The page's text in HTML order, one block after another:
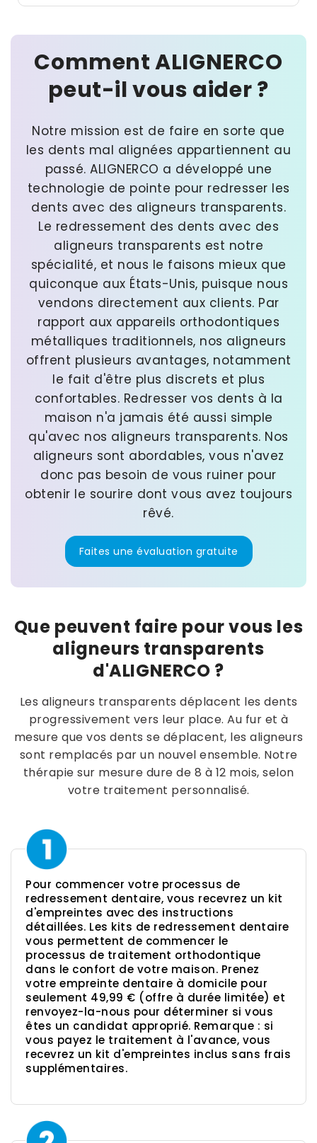
Comment ALIGNERCO
peut-il vous aider ?
Notre mission est de faire en sorte que
les dents mal alignées appartiennent au
passé. ALIGNERCO a développé une
technologie de pointe pour redresser les
dents avec des aligneurs transparents.
Le redressement des dents avec des
aligneurs transparents est notre
spécialité, et nous le faisons mieux que
quiconque aux États-Unis, puisque nous
vendons directement aux clients. Par
rapport aux appareils orthodontiques
métalliques traditionnels, nos aligneurs
offrent plusieurs avantages, notamment
le fait d'être plus discrets et plus
confortables. Redresser vos dents à la
maison n'a jamais été aussi simple
qu'avec nos aligneurs transparents. Nos
aligneurs sont abordables, vous n'avez
donc pas besoin de vous ruiner pour
obtenir le sourire dont vous avez toujours
rêvé.
Faites une évaluation gratuite
Que peuvent faire pour vous les
aligneurs transparents
d'ALIGNERCO ?
Les aligneurs transparents déplacent les dents
progressivement vers leur place. Au fur et à
mesure que vos dents se déplacent, les aligneurs
sont remplacés par un nouvel ensemble. Notre
thérapie sur mesure dure de 8 à 12 mois, selon
votre traitement personnalisé.
Pour commencer votre processus de
redressement dentaire, vous recevrez un kit
d'empreintes avec des instructions
détaillées. Les kits de redressement dentaire
vous permettent de commencer le
processus de traitement orthodontique
dans le confort de votre maison. Prenez
votre empreinte dentaire à domicile pour
seulement 49,99 € (offre à durée limitée) et
renvoyez-la-nous pour déterminer si vous
êtes un candidat approprié. Remarque : si
vous payez le traitement à l'avance, vous
recevrez un kit d'empreintes inclus sans frais
supplémentaires.